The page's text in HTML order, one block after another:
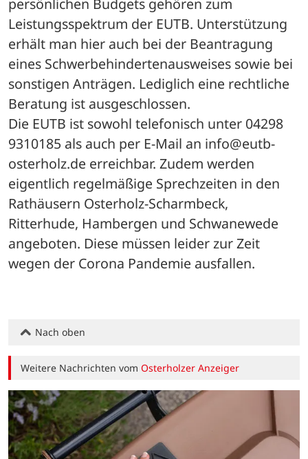
persönlichen Budgets gehören zum
Leistungsspektrum der EUTB. Unterstützung
erhält man hier auch bei der Beantragung
eines Schwerbehindertenausweises sowie bei
sonstigen Anträgen. Lediglich eine rechtliche
Beratung ist ausgeschlossen.
Die EUTB ist sowohl telefonisch unter 04298
9310185 als auch per E-Mail an info@eutb-
osterholz.de erreichbar. Zudem werden
eigentlich regelmäßige Sprechzeiten in den
Rathäusern Osterholz-Scharmbeck,
Ritterhude, Hambergen und Schwanewede
angeboten. Diese müssen leider zur Zeit
wegen der Corona Pandemie ausfallen.
Nach oben
Weitere Nachrichten vomOsterholzer Anzeiger